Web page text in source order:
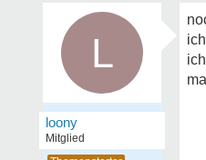
L
loony
Mitglied